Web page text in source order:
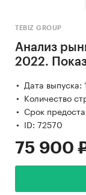
TEBIZ GROUP
Анализ
2022.
Дата
Количество
Срок
ID: 72570
75 900